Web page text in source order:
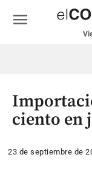
económicos
Colombia
menu
ciento en
23 de septiembre de